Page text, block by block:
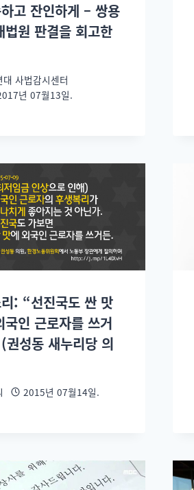
고 잔인하게 – 쌍용
법원 판결을 회고한
대 사법감시센터
년 07월13일.
: “선진국도 싼 맛
국인 근로자를 쓰거
권성동 새누리당 의
2015년 07월14일.